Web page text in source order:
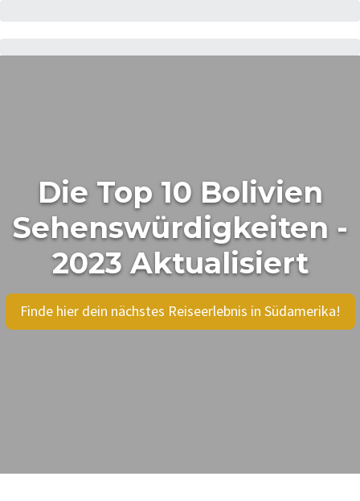
Die Top 10 Bolivien
Sehenswürdigkeiten -
2023 Aktualisiert
Finde hier dein nächstes Reiseerlebnis in Südamerika!